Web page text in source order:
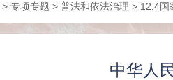
> 专项专题 > 普法和依法治理 > 12.4国
中华人